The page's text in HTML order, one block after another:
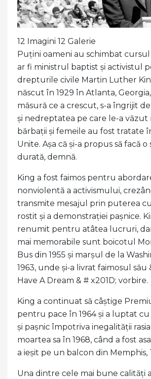
12 Imagini 12 Galerie
Puțini oameni au schimbat cursul
ar fi ministrul baptist și activistul
drepturile civile Martin Luther
născut în 1929 în Atlanta,
măsură ce a crescut, s-a îngrijit
și nedreptatea pe care le-a văzut
bărbații și femeile au fost tratate
Unite. Așa că și-a propus să facă
durată, demnă.
King a fost faimos pentru
nonviolentă a activismului,
transmite mesajul prin puterea
rostit și a demonstrației pașnice.
renumit pentru atâtea lucruri,
mai memorabile sunt boicotul
Bus din 1955 și marșul de la
1963, unde și-a livrat faimosul său
Have A Dream & # x201D; vorbire.
King a continuat să câștige
pentru pace în 1964 și a luptat
și pașnic împotriva inegalității
moartea sa în 1968, când a fost
a ieșit pe un balcon din Memphis,
Una dintre cele mai bune calități